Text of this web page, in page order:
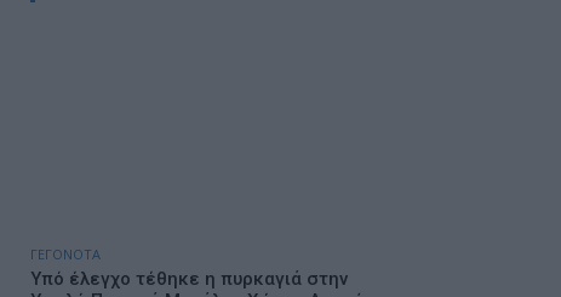
ΓΕΓΟΝΟΤΑ
Υπό έλεγχο τέθηκε η πυρκαγιά στην